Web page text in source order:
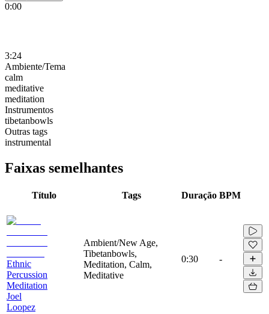
0:00
3:24
Ambiente/Tema
calm
meditative
meditation
Instrumentos
tibetanbowls
Outras tags
instrumental
Faixas semelhantes
Título Tags Duração BPM
Ethnic
Percussion
Meditation
Joel
Loopez
Ambient/New Age,
Tibetanbowls,
Meditation, Calm,
Meditative
0:30 -